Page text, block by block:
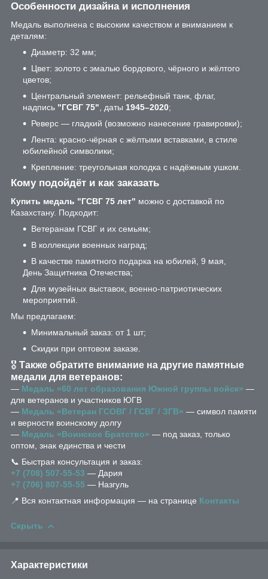
Особенности дизайна и исполнения
Медаль выполнена с высоким качеством и вниманием к
деталям:
Диаметр: 32 мм;
Цвет: золото с эмалью бордового, чёрного и жёлтого
цветов;
Центральный элемент: рельефный танк, флаг,
надпись "ГСВГ 75", даты 1945–2020;
Реверс — гладкий (возможно нанесение гравировки);
Лента: красно-чёрная с жёлтыми вставками, в стиле
юбилейной символики;
Крепление: треугольная колодка с надёжным ушком.
Кому подойдёт и как заказать
Купить медаль "ГСВГ 75 лет" можно с доставкой по
Казахстану. Подходит:
Ветеранам ГСВГ и их семьям;
В коллекции военных наград;
В качестве памятного подарка на юбилей, 9 мая,
День Защитника Отечества;
Для музейных выставок, военно-патриотических
мероприятий.
Мы предлагаем:
Минимальный заказ: от 1 шт;
Скидки при оптовом заказе.
🎖 Также обратите внимание на другие памятные
медали для ветеранов:
— Медаль «60 лет образования Южной группы войск» —
для ветеранов и участников ЮГВ
— Медаль «Ветеран ГСОВГ / ГСВГ / ЗГВ» — символ памяти
и верности воинскому долгу
— Медаль «Воинское Братство» — под заказ, только
оптом, знак единства и чести
📞 Быстрая консультация и заказ:
+7 (708) 507-55-53 — Дария
+7 (706) 807-55-55 — Назгуль
📍 Вся контактная информация — на странице Контакты
Скрыть
Характеристики